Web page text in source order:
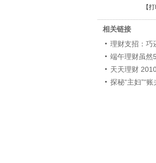
【打
相关链接
理财支招：巧
端午理财虽然
天天理财
探秘“主妇”“